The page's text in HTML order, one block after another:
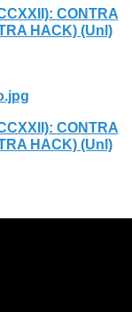
CONTRA
HACK) (Unl)
CONTRA
HACK) (Unl)